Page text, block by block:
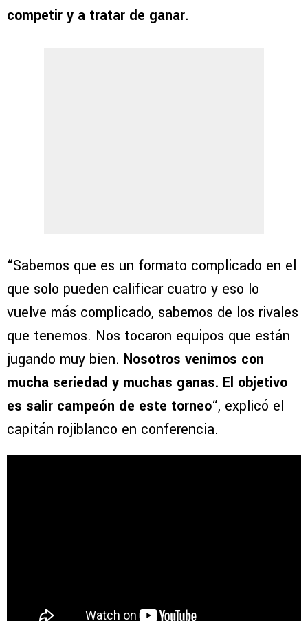
competir y a tratar de ganar.
“Sabemos que es un formato complicado en el
que solo pueden calificar cuatro y eso lo
vuelve más complicado, sabemos de los rivales
que tenemos. Nos tocaron equipos que están
jugando muy bien. Nosotros venimos con
mucha seriedad y muchas ganas. El objetivo
es salir campeón de este torneo“, explicó el
capitán rojiblanco en conferencia.